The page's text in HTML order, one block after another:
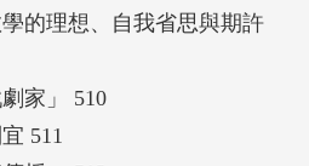
的理想、自我省思與期許
家」 510
511